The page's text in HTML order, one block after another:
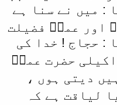
: میں نے سنا ہے
اور عمرؓ فضیلت
: حجاج ! خدا کی
حضرت عمرؓ
دیتی ہوں ،
لیاقت ہے کہ